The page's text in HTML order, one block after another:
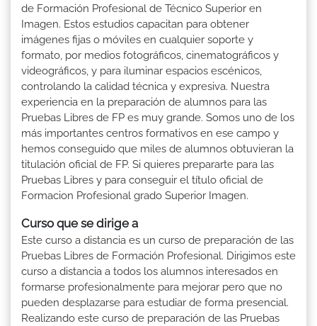
de Formación Profesional de Técnico Superior en
Imagen. Estos estudios capacitan para obtener
imágenes fijas o móviles en cualquier soporte y
formato, por medios fotográficos, cinematográficos y
videográficos, y para iluminar espacios escénicos,
controlando la calidad técnica y expresiva. Nuestra
experiencia en la preparación de alumnos para las
Pruebas Libres de FP es muy grande. Somos uno de los
más importantes centros formativos en ese campo y
hemos conseguido que miles de alumnos obtuvieran la
titulación oficial de FP. Si quieres prepararte para las
Pruebas Libres y para conseguir el título oficial de
Formacion Profesional grado Superior Imagen.
Curso que se dirige a
Este curso a distancia es un curso de preparación de las
Pruebas Libres de Formación Profesional. Dirigimos este
curso a distancia a todos los alumnos interesados en
formarse profesionalmente para mejorar pero que no
pueden desplazarse para estudiar de forma presencial.
Realizando este curso de preparación de las Pruebas